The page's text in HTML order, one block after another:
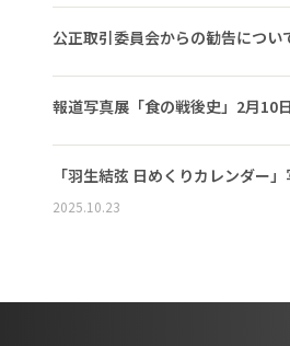
公正取引委員会からの勧告につい
報道写真展「食の戦後史」2月10
「羽生結弦 日めくりカレンダー
2025.10.23